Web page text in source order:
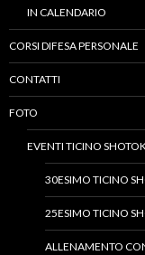
IN CALENDARIO
CORSI DIFESA PERSONALE
CONTATTI
FOTO
EVENTI TICINO
30ESIMO TICINO
25ESIMO TICINO
ALLENAMENTO